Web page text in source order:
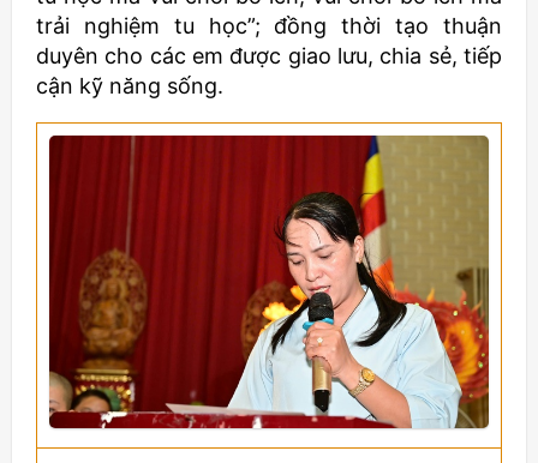
trải nghiệm tu học”; đồng thời tạo thuận
duyên cho các em được giao lưu, chia sẻ, tiếp
cận kỹ năng sống.